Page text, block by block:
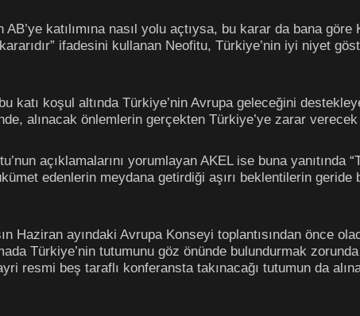
AB’ye katılımına nasıl yolu açtıysa, bu karar da bana
ifadesini kullanan Neofitu, Türkiye’nin iyi niyet
katı koşul altında Türkiye’nin Avrupa geleceğini
alınacak önlemlerin gerçekten Türkiye’ye zarar
açıklamalarını yorumlayan AKEL ise buna yanıtında
edenlerin meydana getirdiği aşırı beklentilerin geride
Haziran ayındaki Avrupa Konseyi toplantısından önce
Türkiye’nin tutumunu göz önünde bulundurmak zorunda
resmi beş taraflı konferansta takınacağı tutumun da